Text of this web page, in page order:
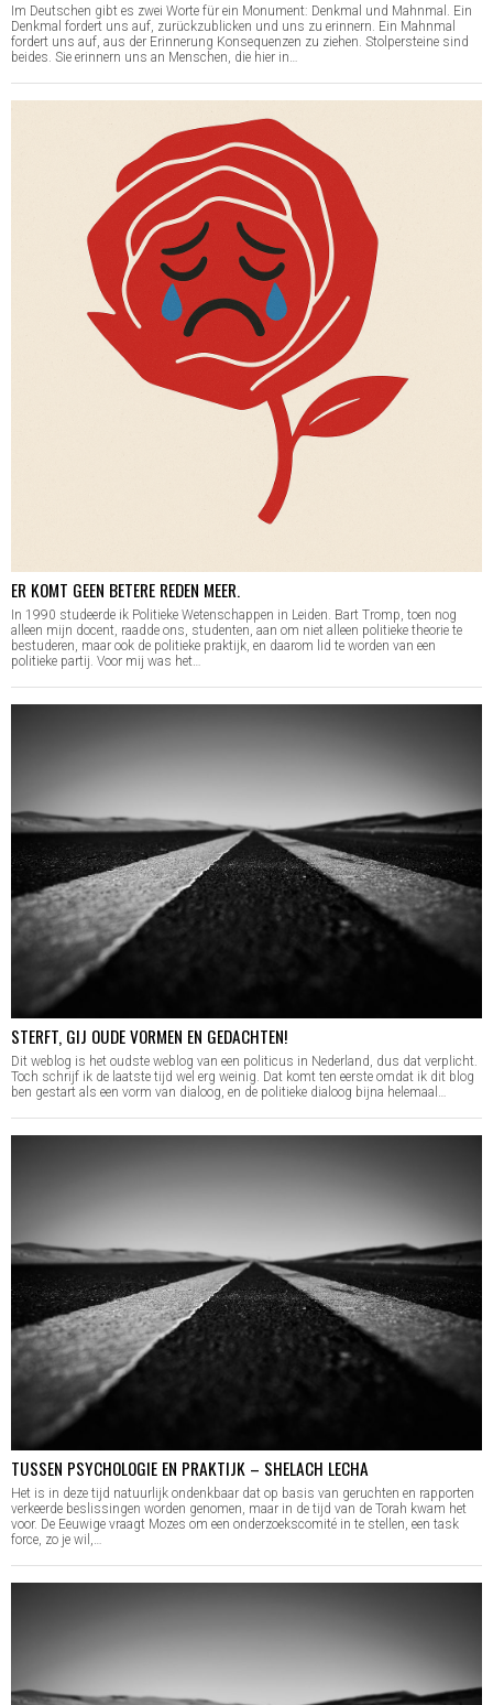
Im Deutschen gibt es zwei Worte für ein Monument: Denkmal und Mahnmal. Ein
Denkmal fordert uns auf, zurückzublicken und uns zu erinnern. Ein Mahnmal
fordert uns auf, aus der Erinnerung Konsequenzen zu ziehen. Stolpersteine sind
beides. Sie erinnern uns an Menschen, die hier in…
ER KOMT GEEN BETERE REDEN MEER.
In 1990 studeerde ik Politieke Wetenschappen in Leiden. Bart Tromp, toen nog
alleen mijn docent, raadde ons, studenten, aan om niet alleen politieke theorie te
bestuderen, maar ook de politieke praktijk, en daarom lid te worden van een
politieke partij. Voor mij was het…
STERFT, GIJ OUDE VORMEN EN GEDACHTEN!
Dit weblog is het oudste weblog van een politicus in Nederland, dus dat verplicht.
Toch schrijf ik de laatste tijd wel erg weinig. Dat komt ten eerste omdat ik dit blog
ben gestart als een vorm van dialoog, en de politieke dialoog bijna helemaal…
TUSSEN PSYCHOLOGIE EN PRAKTIJK – SHELACH LECHA
Het is in deze tijd natuurlijk ondenkbaar dat op basis van geruchten en rapporten
verkeerde beslissingen worden genomen, maar in de tijd van de Torah kwam het
voor. De Eeuwige vraagt Mozes om een onderzoekscomité in te stellen, een task
force, zo je wil,…